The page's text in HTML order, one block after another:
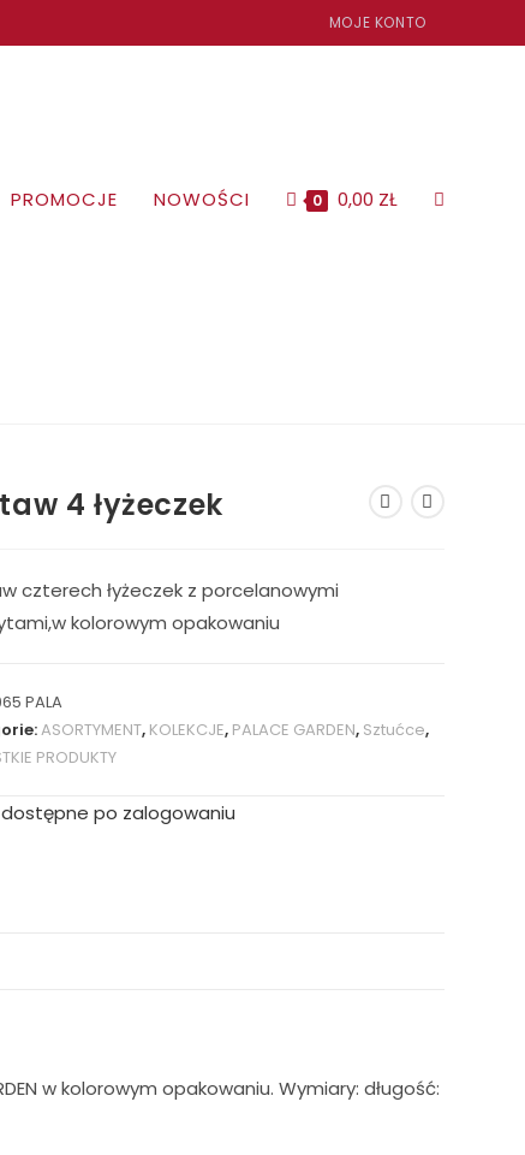
MOJE KONTO
PROMOCJE NOWOŚCI 0 0,00 ZŁ TOGGLE
4 łyżeczek
czterech łyżeczek z porcelanowymi
kolorowym opakowaniu
PALA
ASORTYMENT, KOLEKCJE, PALACE GARDEN, Sztućce,
PRODUKTY
po zalogowaniu
w kolorowym opakowaniu. Wymiary: długość: